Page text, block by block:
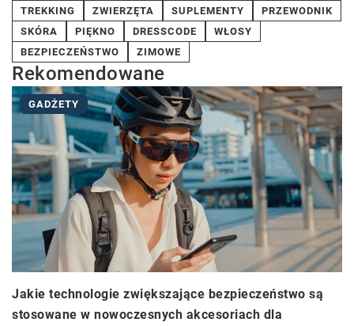
TREKKING ZWIERZĘTA SUPLEMENTY
PRZEWODNIK
SKÓRA
PIĘKNO DRESSCODE
WŁOSY
BEZPIECZEŃSTWO
ZIMOWE
Rekomendowane
GADŻETY
Jakie technologie zwiększające bezpieczeństwo są
stosowane w nowoczesnych akcesoriach dla